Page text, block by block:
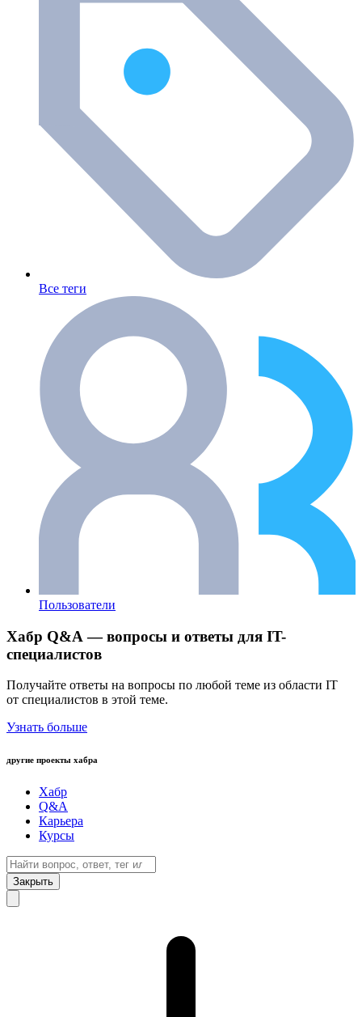
Все теги
Пользователи
Хабр Q&A — вопросы и ответы для IT-
специалистов
Получайте ответы на вопросы по любой теме из области IT
от специалистов в этой теме.
Узнать больше
другие проекты хабра
Хабр
Q&A
Карьера
Курсы
Закрыть